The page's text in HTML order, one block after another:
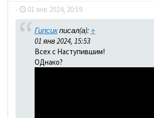
- 01 янв 2024, 20:59
Гипсикписал(а): ↑
01 янв 2024, 15:53
Всех с Наступившим!
ОДнако?